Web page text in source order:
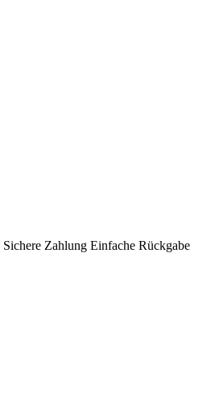
Sichere Zahlung Einfache Rückgabe